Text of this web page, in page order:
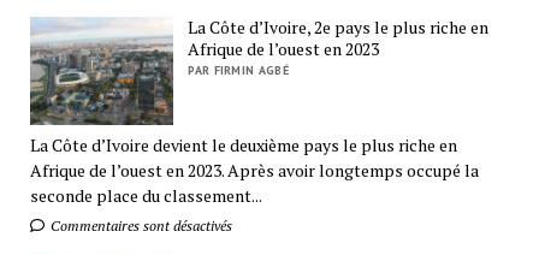
La Côte d’Ivoire, 2e pays le plus riche en
Afrique de l’ouest en 2023
PAR FIRMIN AGBÉ
La Côte d’Ivoire devient le deuxième pays le plus riche en
Afrique de l’ouest en 2023. Après avoir longtemps occupé la
seconde place du classement...
Commentaires sont désactivés